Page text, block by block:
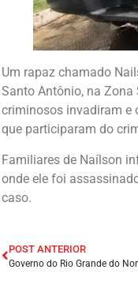
Um rapaz chamado
Santo Antônio, na
criminosos invadiram e
que participaram do
Familiares de Naílson
onde ele foi
caso.
POST ANTERIOR